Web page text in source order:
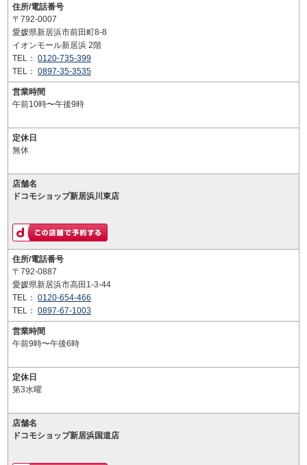
住所/電話番号
〒792-0007
愛媛県新居浜市前田町8-8
イオンモール新居浜 2階
TEL： 0120-735-399
TEL： 0897-35-3535
営業時間
午前10時〜午後9時
定休日
無休
店舗名
ドコモショップ新居浜川東店
住所/電話番号
〒792-0887
愛媛県新居浜市高田1-3-44
TEL： 0120-654-466
TEL： 0897-67-1003
営業時間
午前9時〜午後6時
定休日
第3水曜
店舗名
ドコモショップ新居浜国道店